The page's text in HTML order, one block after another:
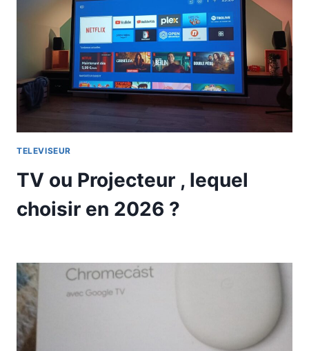
TELEVISEUR
TV ou Projecteur , lequel
choisir en 2026 ?